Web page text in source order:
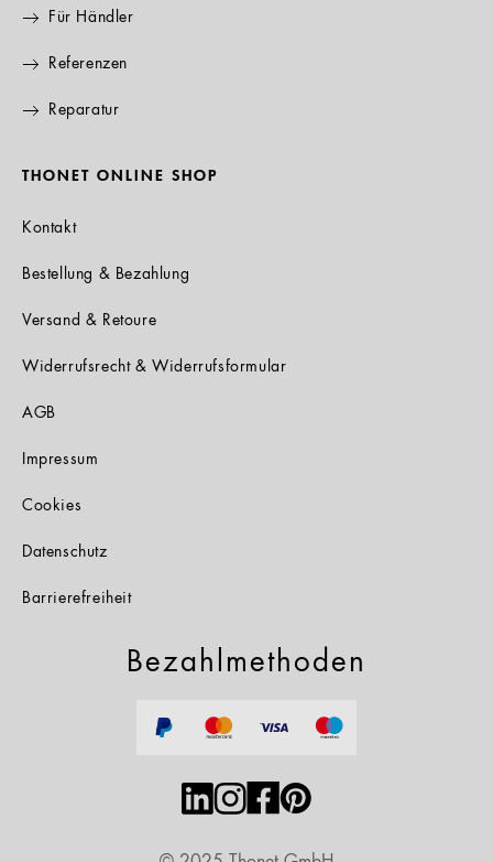
Für Händler
Referenzen
Reparatur
THONET ONLINE SHOP
Kontakt
Bestellung & Bezahlung
Versand & Retoure
Widerrufsrecht & Widerrufsformular
AGB
Impressum
Cookies
Datenschutz
Barrierefreiheit
Bezahlmethoden